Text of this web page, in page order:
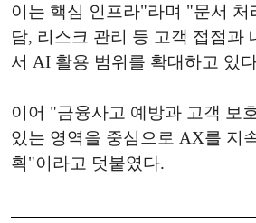
이는 핵심 인프라"라며 "문서 처
담, 리스크 관리 등 고객 접점과
서 AI 활용 범위를 확대하고 있
이어 "금융사고 예방과 고객 보
있는 영역을 중심으로 AX를 지
획"이라고 덧붙였다.